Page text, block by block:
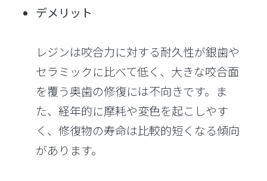
デメリット
レジンは咬合力に対する耐久性が銀歯や
セラミックに比べて低く、大きな咬合面
を覆う奥歯の修復には不向きです。ま
た、経年的に摩耗や変色を起こしやす
く、修復物の寿命は比較的短くなる傾向
があります。